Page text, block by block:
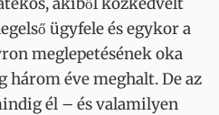
ügyfele és egykor a
meglepetésének oka
három éve meghalt. De az
él – és valamilyen